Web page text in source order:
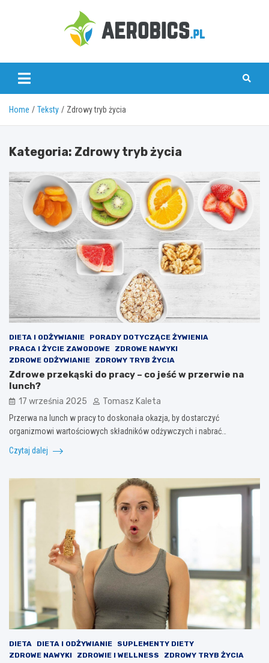
aerobics.pl
Home Teksty Zdrowy tryb życia
Kategoria: Zdrowy tryb życia
DIETA I ODŻYWIANIE
PORADY DOTYCZĄCE ŻYWIENIA
PRACA I ŻYCIE ZAWODOWE
ZDROWE NAWYKI
ZDROWE ODŻYWIANIE
ZDROWY TRYB ŻYCIA
Zdrowe przekąski do pracy – co jeść w przerwie na
lunch?
17 września 2025 Tomasz Kaleta
Przerwa na lunch w pracy to doskonała okazja, by dostarczyć
organizmowi wartościowych składników odżywczych i nabrać…
Czytaj dalej
DIETA DIETA I ODŻYWIANIE
SUPLEMENTY DIETY
ZDROWE NAWYKI
ZDROWIE I WELLNESS ZDROWY TRYB ŻYCIA